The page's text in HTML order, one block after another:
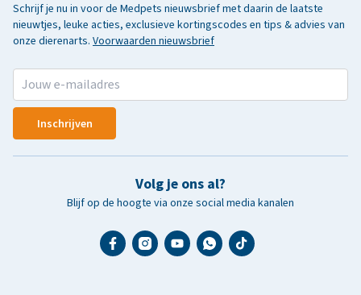
Schrijf je nu in voor de Medpets nieuwsbrief met daarin de laatste
nieuwtjes, leuke acties, exclusieve kortingscodes en tips & advies van
onze dierenarts. Voorwaarden nieuwsbrief
Inschrijven
Volg je ons al?
Blijf op de hoogte via onze social media kanalen